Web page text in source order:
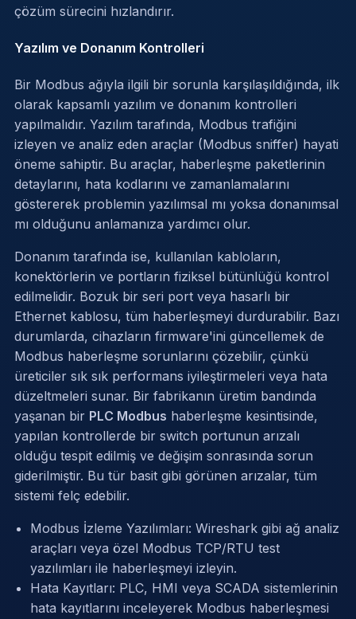
çözüm sürecini hızlandırır.
Yazılım ve Donanım Kontrolleri
Bir Modbus ağıyla ilgili bir sorunla karşılaşıldığında, ilk
olarak kapsamlı yazılım ve donanım kontrolleri
yapılmalıdır. Yazılım tarafında, Modbus trafiğini
izleyen ve analiz eden araçlar (Modbus sniffer) hayati
öneme sahiptir. Bu araçlar, haberleşme paketlerinin
detaylarını, hata kodlarını ve zamanlamalarını
göstererek problemin yazılımsal mı yoksa donanımsal
mı olduğunu anlamanıza yardımcı olur.
Donanım tarafında ise, kullanılan kabloların,
konektörlerin ve portların fiziksel bütünlüğü kontrol
edilmelidir. Bozuk bir seri port veya hasarlı bir
Ethernet kablosu, tüm haberleşmeyi durdurabilir. Bazı
durumlarda, cihazların firmware'ini güncellemek de
Modbus haberleşme sorunlarını çözebilir, çünkü
üreticiler sık sık performans iyileştirmeleri veya hata
düzeltmeleri sunar. Bir fabrikanın üretim bandında
yaşanan bir PLC Modbus haberleşme kesintisinde,
yapılan kontrollerde bir switch portunun arızalı
olduğu tespit edilmiş ve değişim sonrasında sorun
giderilmiştir. Bu tür basit gibi görünen arızalar, tüm
sistemi felç edebilir.
Modbus İzleme Yazılımları: Wireshark gibi ağ analiz
araçları veya özel Modbus TCP/RTU test
yazılımları ile haberleşmeyi izleyin.
Hata Kayıtları: PLC, HMI veya SCADA sistemlerinin
hata kayıtlarını inceleyerek Modbus haberleşmesi